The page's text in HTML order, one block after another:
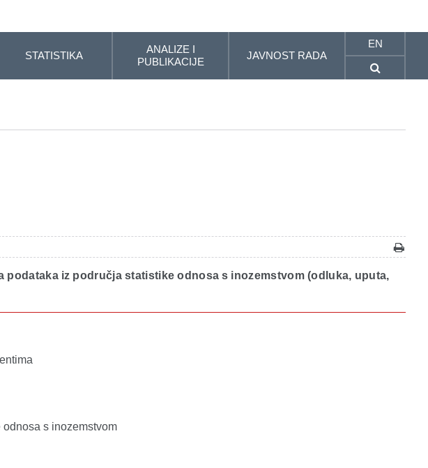
STATISTIKA
ANALIZE I
PUBLIKACIJE
JAVNOST RADA
EN
iz područja statistike odnosa s inozemstvom (odluka, uputa,
s inozemstvom